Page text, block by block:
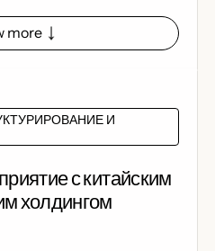
more
И
с китайским
холдингом